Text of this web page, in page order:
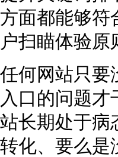
方面都能够符
户扫瞄体验原
任何网站只要
入口的问题
站长期处于病
转化、要么是